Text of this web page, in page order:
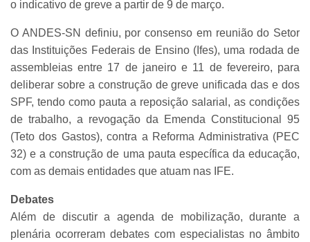
o indicativo de greve a partir de 9 de março.
O ANDES-SN definiu, por consenso em reunião do Setor
das Instituições Federais de Ensino (Ifes), uma rodada de
assembleias entre 17 de janeiro e 11 de fevereiro, para
deliberar sobre a construção de greve unificada das e dos
SPF, tendo como pauta a reposição salarial, as condições
de trabalho, a revogação da Emenda Constitucional 95
(Teto dos Gastos), contra a Reforma Administrativa (PEC
32) e a construção de uma pauta específica da educação,
com as demais entidades que atuam nas IFE.
Debates
Além de discutir a agenda de mobilização, durante a
plenária ocorreram debates com especialistas no âmbito